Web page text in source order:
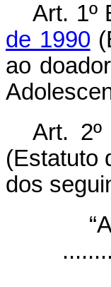
Art. 1º
de 1990
ao
Art.
(Estatuto
dos